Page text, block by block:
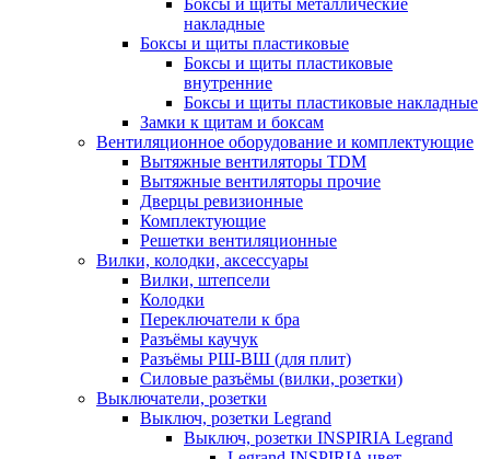
Боксы и щиты металлические
накладные
Боксы и щиты пластиковые
Боксы и щиты пластиковые
внутренние
Боксы и щиты пластиковые накладные
Замки к щитам и боксам
Вентиляционное оборудование и комплектующие
Вытяжные вентиляторы TDM
Вытяжные вентиляторы прочие
Дверцы ревизионные
Комплектующие
Решетки вентиляционные
Вилки, колодки, аксессуары
Вилки, штепсели
Колодки
Переключатели к бра
Разъёмы каучук
Разъёмы РШ-ВШ (для плит)
Силовые разъёмы (вилки, розетки)
Выключатели, розетки
Выключ, розетки Legrand
Выключ, розетки INSPIRIA Legrand